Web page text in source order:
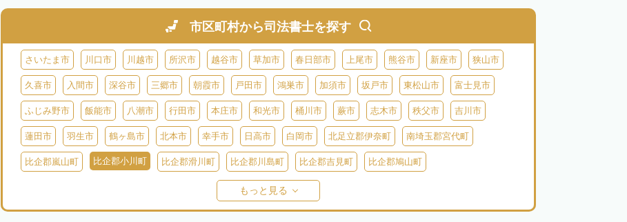
きが必要です。義務化前の相続も対象となるため注意しましょう。
相続登記は法律で定められており、司法書士に依頼すれば手間を省けます。その他の相続手続きも任せることが可能です。
制度の活用を検討しましょう。司法書士への相談も可能です。
市区町村から司法書士を探す
さいたま市 川口市 川越市 所沢市 越谷市 草加市 春日部市 上尾市 熊谷市 新座市 狭山市
久喜市 入間市 深谷市 三郷市 朝霞市 戸田市 鴻巣市 加須市 坂戸市 東松山市 富士見市
ふじみ野市 飯能市 八潮市 行田市 本庄市 和光市 桶川市 蕨市 志木市 秩父市 吉川市
蓮田市 羽生市 鶴ヶ島市 北本市 幸手市 日高市 白岡市 北足立郡伊奈町 南埼玉郡宮代町
比企郡嵐山町 比企郡小川町 比企郡滑川町 比企郡川島町 比企郡吉見町 比企郡鳩山町
入間郡毛呂山町 入間郡越生町
児玉郡上里町 児玉郡神川町 児玉郡美里町 大里郡寄居町 秩父郡小鹿野町 秩父郡皆野町 秩父郡横瀬町
もっと見る